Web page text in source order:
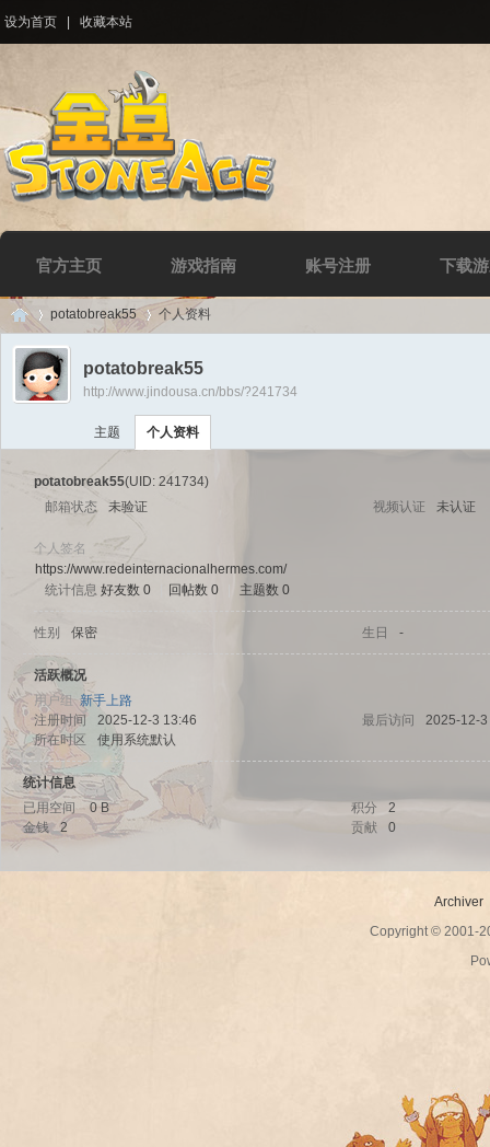
设为首页 收藏本站
官方主页 游戏指南 账号注册 下载
Di
uz!
›
potatobreak55 个人资料
potatobreak55
http://www.jindousa.cn/bbs/?241734
主题 个人资料
potatobreak55(UID: 241734)
邮箱状态
未验证 视频认证 未认证
个人签名
https://www.redeinternacionalhermes.com/
统计信息 好友数 0 回帖数 0 主题数 0
性别 保密 生日 -
活跃概况
用户组 新手上路
注册时间
2025-12-3 13:46 最后访问
2025-12-
所在时区
使用系统默认
统计信息
已用空间
0 B 积分
2
金钱
2 贡献 0
Archiver
Copyright © 2001-